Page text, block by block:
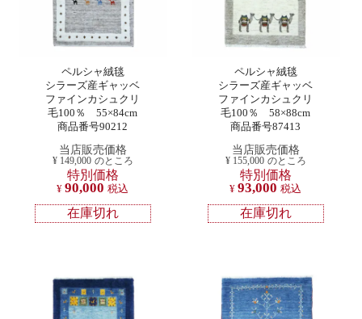
ペルシャ絨毯
シラーズ産ギャッベ
ファインカシュクリ
毛100％ 55×84cm
商品番号90212
当店販売価格
¥ 149,000 のところ
特別価格
¥ 90,000 税込
在庫切れ
ペルシャ絨毯
シラーズ産ギャッベ
ファインカシュクリ
毛100％ 58×88cm
商品番号87413
当店販売価格
¥ 155,000 のところ
特別価格
¥ 93,000 税込
在庫切れ